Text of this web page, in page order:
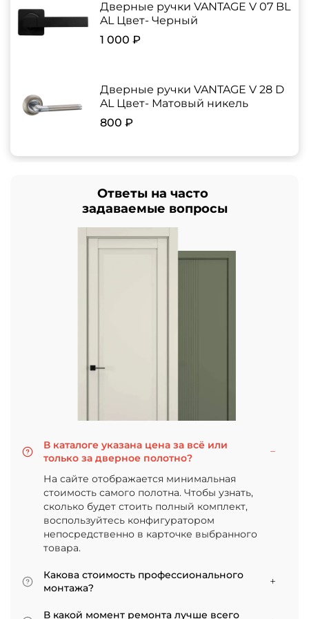
Дверные ручки VANTAGE V 07 BL
AL Цвет- Черный
1 000 ₽
Дверные ручки VANTAGE V 28 D
AL Цвет- Матовый никель
800 ₽
Ответы на часто
задаваемые вопросы
В каталоге указана цена за всё или
только за дверное полотно?
На сайте отображается минимальная
стоимость самого полотна. Чтобы узнать,
сколько будет стоить полный комплект,
воспользуйтесь конфигуратором
непосредственно в карточке выбранного
товара.
Какова стоимость профессионального
монтажа?
Итоговая сумма зависит от типа отделки
В какой момент ремонта лучше всего